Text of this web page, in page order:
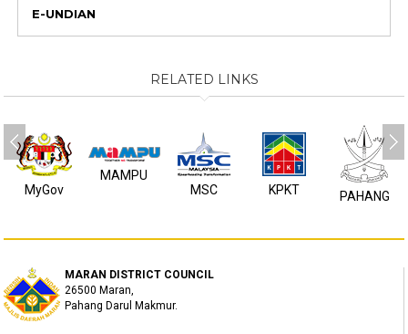
E-UNDIAN
RELATED LINKS
MyGov
MAMPU
MSC
KPKT PAHANG
MARAN DISTRICT COUNCIL
26500 Maran,
Pahang Darul Makmur.